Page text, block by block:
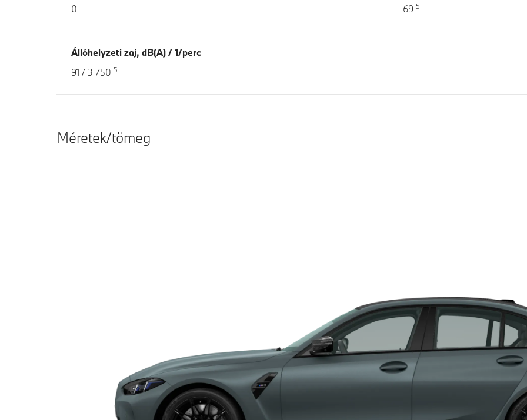
0
69 5
Állóhelyzeti zaj, dB(A) / 1/perc
91 / 3 750 5
Méretek/tömeg